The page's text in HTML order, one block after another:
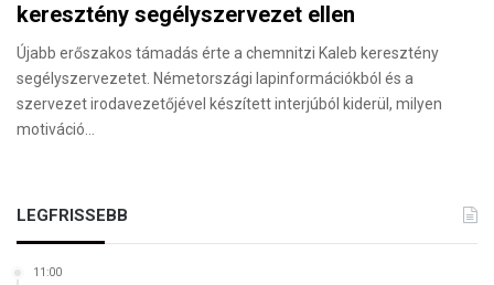
keresztény segélyszervezet ellen
Újabb erőszakos támadás érte a chemnitzi Kaleb keresztény
segélyszervezetet. Németországi lapinformációkból és a
szervezet irodavezetőjével készített interjúból kiderül, milyen
motiváció…
LEGFRISSEBB
11:00